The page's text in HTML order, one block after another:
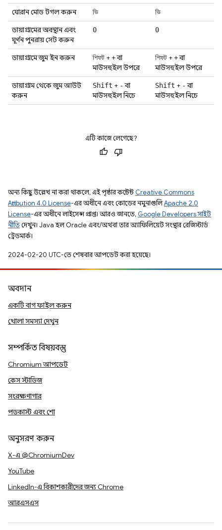
ঘোরান মোড টগল করুন ভি ভি
ডায়াগ্রামের অবস্থান এবং
ঘূর্ণন পুনরায় সেট করুন
0 0
ডায়াগ্রামে জুম ইন করুন শিফট ++বা
মাউসহুইল উপরে
শিফট ++বা
মাউসহুইল উপরে
ডায়াগ্রাম থেকে জুম আউট
করুন
Shift + - বা
মাউসহুইল নিচে
Shift + - বা
মাউসহুইল নিচে
এটি কাজে লেগেছে?
অন্য কিছু উল্লেখ না করা থাকলে, এই পৃষ্ঠার কন্টেন্ট Creative Commons
Attribution 4.0 License-এর অধীনে এবং কোডের নমুনাগুলিApache 2.0
License-এর অধীনে লাইসেন্স প্রাপ্ত। আরও জানতে, Google Developers সাইট
নীতিদেখুন। Java হল Oracle এবং/অথবা তার অ্যাফিলিয়েট সংস্থার রেজিস্টার্ড
ট্রেডমার্ক।
2024-02-20 UTC-তে শেষবার আপডেট করা হয়েছে।
অবদান
একটি বাগ ফাইল করুন
খোলা সমস্যা দেখুন
সম্পর্কিত বিষয়বস্তু
Chromium আপডেট
কেস স্টাডিজ
সংরক্ষণাগার
পডকাস্ট এবং শো
অনুসরণ করুন
X-এ @ChromiumDev
YouTube
LinkedIn-এ বিকাশকারীদের জন্য Chrome
আরএসএস